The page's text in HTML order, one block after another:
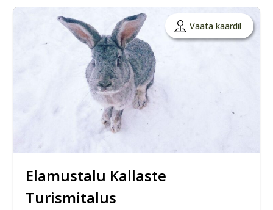
Vaata kaardil
Elamustalu Kallaste
Turismitalus